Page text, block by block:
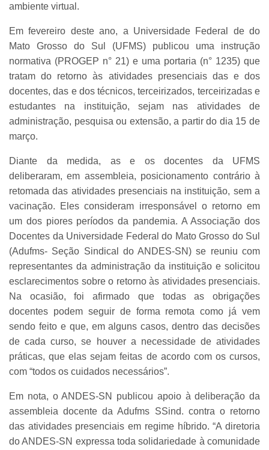
ambiente virtual.
Em fevereiro deste ano, a Universidade Federal de do
Mato Grosso do Sul (UFMS) publicou uma instrução
normativa (PROGEP n° 21) e uma portaria (n° 1235) que
tratam do retorno às atividades presenciais das e dos
docentes, das e dos técnicos, terceirizados, terceirizadas e
estudantes na instituição, sejam nas atividades de
administração, pesquisa ou extensão, a partir do dia 15 de
março.
Diante da medida, as e os docentes da UFMS
deliberaram, em assembleia, posicionamento contrário à
retomada das atividades presenciais na instituição, sem a
vacinação. Eles consideram irresponsável o retorno em
um dos piores períodos da pandemia. A Associação dos
Docentes da Universidade Federal do Mato Grosso do Sul
(Adufms- Seção Sindical do ANDES-SN) se reuniu com
representantes da administração da instituição e solicitou
esclarecimentos sobre o retorno às atividades presenciais.
Na ocasião, foi afirmado que todas as obrigações
docentes podem seguir de forma remota como já vem
sendo feito e que, em alguns casos, dentro das decisões
de cada curso, se houver a necessidade de atividades
práticas, que elas sejam feitas de acordo com os cursos,
com “todos os cuidados necessários”.
Em nota, o ANDES-SN publicou apoio à deliberação da
assembleia docente da Adufms SSind. contra o retorno
das atividades presenciais em regime híbrido. “A diretoria
do ANDES-SN expressa toda solidariedade à comunidade